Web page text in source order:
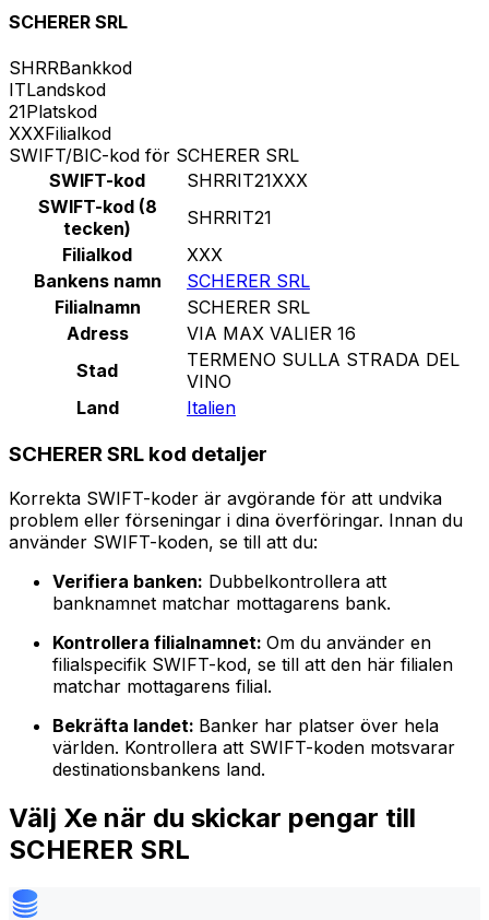
SCHERER SRL
SHRRBankkod
ITLandskod
21Platskod
XXXFilialkod
SWIFT/BIC-kod för SCHERER SRL
SWIFT-kod
SHRRIT21XXX
SWIFT-kod (8
tecken)
SHRRIT21
Filialkod
XXX
Bankens namn
SCHERER SRL
Filialnamn
SCHERER SRL
Adress
VIA MAX VALIER 16
Stad
TERMENO SULLA STRADA DEL
VINO
Land
Italien
SCHERER SRL kod detaljer
Korrekta SWIFT-koder är avgörande för att undvika
problem eller förseningar i dina överföringar. Innan du
använder SWIFT-koden, se till att du:
Verifiera banken: Dubbelkontrollera att
banknamnet matchar mottagarens bank.
Kontrollera filialnamnet: Om du använder en
filialspecifik SWIFT-kod, se till att den här filialen
matchar mottagarens filial.
Bekräfta landet: Banker har platser över hela
världen. Kontrollera att SWIFT-koden motsvarar
destinationsbankens land.
Välj Xe när du skickar pengar till
SCHERER SRL